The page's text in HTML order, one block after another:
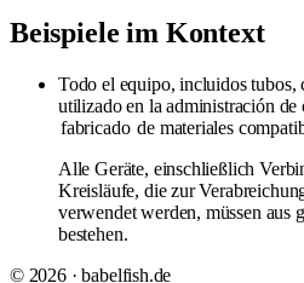
Beispiele im Kontext
Todo el equipo, incluidos tubos,
utilizado en la administración de
fabricado de materiales
Alle Geräte, einschließlich
Kreisläufe, die zur
verwendet werden, müssen aus
bestehen.
© 2026 · babelfish.de